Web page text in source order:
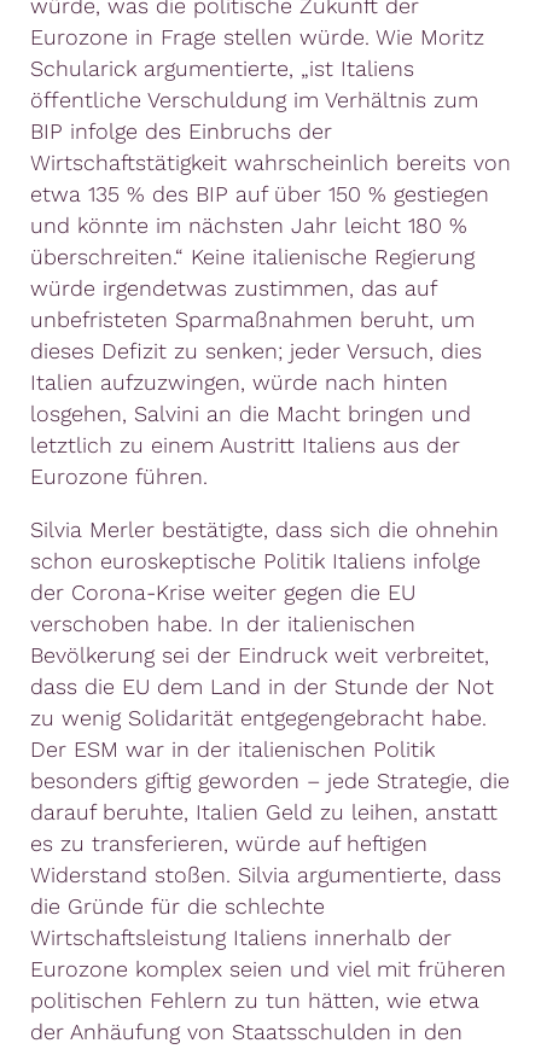
würde, was die politische Zukunft der
Eurozone in Frage stellen würde. Wie Moritz
Schularick argumentierte, „ist Italiens
öffentliche Verschuldung im Verhältnis zum
BIP infolge des Einbruchs der
Wirtschaftstätigkeit wahrscheinlich bereits von
etwa 135 % des BIP auf über 150 % gestiegen
und könnte im nächsten Jahr leicht 180 %
überschreiten.“ Keine italienische Regierung
würde irgendetwas zustimmen, das auf
unbefristeten Sparmaßnahmen beruht, um
dieses Defizit zu senken; jeder Versuch, dies
Italien aufzuzwingen, würde nach hinten
losgehen, Salvini an die Macht bringen und
letztlich zu einem Austritt Italiens aus der
Eurozone führen.
Silvia Merler bestätigte, dass sich die ohnehin
schon euroskeptische Politik Italiens infolge
der Corona-Krise weiter gegen die EU
verschoben habe. In der italienischen
Bevölkerung sei der Eindruck weit verbreitet,
dass die EU dem Land in der Stunde der Not
zu wenig Solidarität entgegengebracht habe.
Der ESM war in der italienischen Politik
besonders giftig geworden – jede Strategie, die
darauf beruhte, Italien Geld zu leihen, anstatt
es zu transferieren, würde auf heftigen
Widerstand stoßen. Silvia argumentierte, dass
die Gründe für die schlechte
Wirtschaftsleistung Italiens innerhalb der
Eurozone komplex seien und viel mit früheren
politischen Fehlern zu tun hätten, wie etwa
der Anhäufung von Staatsschulden in den